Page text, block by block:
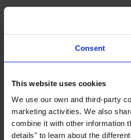
Consent
This website uses cookies
We use our own and third-party
marketing activities. We also
combine it with other information
details" to learn about the